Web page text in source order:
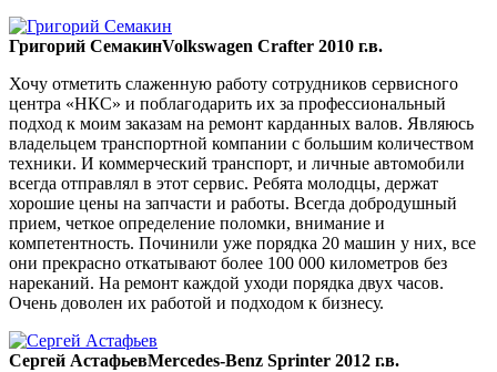
Григорий СемакинVolkswagen Crafter 2010 г.в.
Хочу отметить слаженную работу сотрудников сервисного
центра «НКС» и поблагодарить их за профессиональный
подход к моим заказам на ремонт карданных валов. Являюсь
владельцем транспортной компании с большим количеством
техники. И коммерческий транспорт, и личные автомобили
всегда отправлял в этот сервис. Ребята молодцы, держат
хорошие цены на запчасти и работы. Всегда добродушный
прием, четкое определение поломки, внимание и
компетентность. Починили уже порядка 20 машин у них, все
они прекрасно откатывают более 100 000 километров без
нареканий. На ремонт каждой уходи порядка двух часов.
Очень доволен их работой и подходом к бизнесу.
Сергей АстафьевMercedes-Benz Sprinter 2012 г.в.